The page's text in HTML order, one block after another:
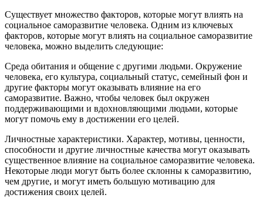
Существует множество факторов, которые могут влиять на
социальное саморазвитие человека. Одним из ключевых
факторов, которые могут влиять на социальное саморазвитие
человека, можно выделить следующие:
Среда обитания и общение с другими людьми. Окружение
человека, его культура, социальный статус, семейный фон и
другие факторы могут оказывать влияние на его
саморазвитие. Важно, чтобы человек был окружен
поддерживающими и вдохновляющими людьми, которые
могут помочь ему в достижении его целей.
Личностные характеристики. Характер, мотивы, ценности,
способности и другие личностные качества могут оказывать
существенное влияние на социальное саморазвитие человека.
Некоторые люди могут быть более склонны к саморазвитию,
чем другие, и могут иметь большую мотивацию для
достижения своих целей.